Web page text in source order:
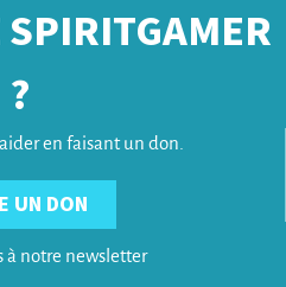
?
en faisant un don.
UN DON
à notre newsletter